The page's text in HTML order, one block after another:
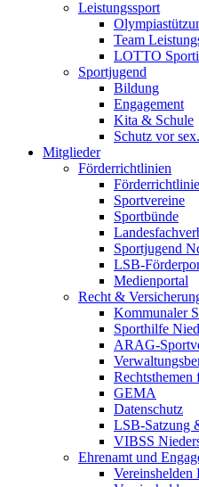
Leistungssport
Team
LOTTO
Sportjugend
Bildung
Engagement
Kita & Schule
Schutz vor
Mitglieder
Förderrichtlinien
Sportvereine
Sportbünde
Sportjugend
LSB-
Medienportal
Recht &
Kommunaler
Sporthilfe
ARAG-
Rechtsthemen
GEMA
Datenschutz
LSB-Satzung
VIBSS
Ehrenamt und
Vereinshelden